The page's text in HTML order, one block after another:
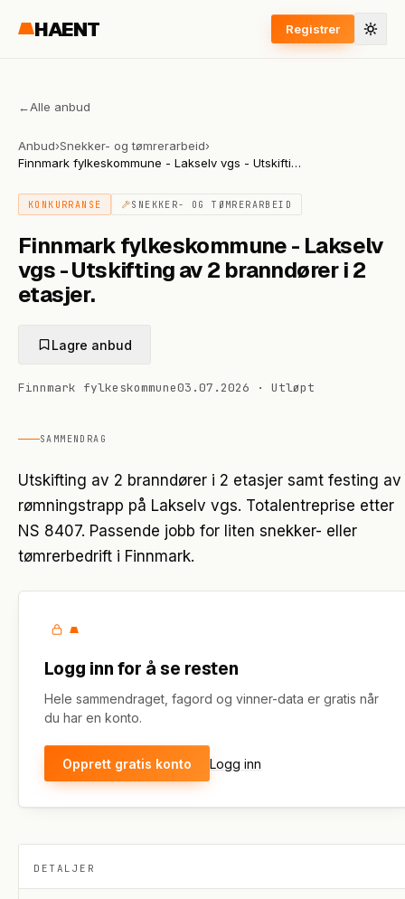
HAENT Registrer
←Alle anbud
Anbud›Snekker- og tømrerarbeid›
Finnmark fylkeskommune - Lakselv vgs - Utskifting
KONKURRANSE SNEKKER- OG TØMRERARBEID
Finnmark fylkeskommune - Lakselv
vgs - Utskifting av 2 branndører i 2
etasjer.
Lagre anbud
Finnmark fylkeskommune03.07.2026 · Utløpt
SAMMENDRAG
Utskifting av 2 branndører i 2 etasjer samt festing av
rømningstrapp på Lakselv vgs. Totalentreprise etter
NS 8407. Passende jobb for liten snekker- eller
tømrerbedrift i Finnmark.
Logg inn for å se resten
Hele sammendraget, fagord og vinner-data er gratis når
du har en konto.
Opprett gratis konto Logg inn
DETALJER